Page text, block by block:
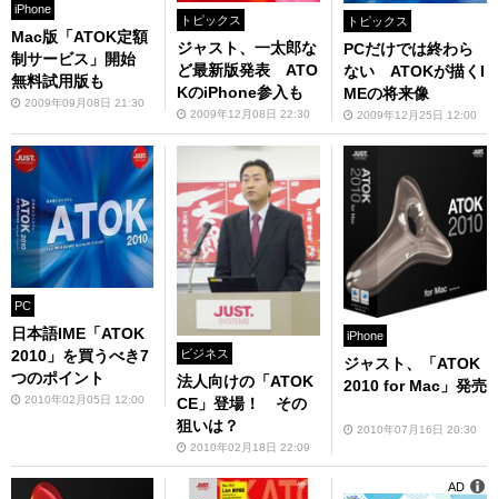
iPhone
Mac版「ATOK定額
制サービス」開始
無料試用版も
2009年09月08日 21:30
トピックス
ジャスト、一太郎な
ど最新版発表 ATO
KのiPhone参入も
2009年12月08日 22:30
トピックス
PCだけでは終わら
ない ATOKが描くI
MEの将来像
2009年12月25日 12:00
PC
日本語IME「ATOK
2010」を買うべき7
つのポイント
2010年02月05日 12:00
ビジネス
法人向けの「ATOK
CE」登場！ その
狙いは？
2010年02月18日 22:09
iPhone
ジャスト、「ATOK
2010 for Mac」発売
2010年07月16日 20:30
AD